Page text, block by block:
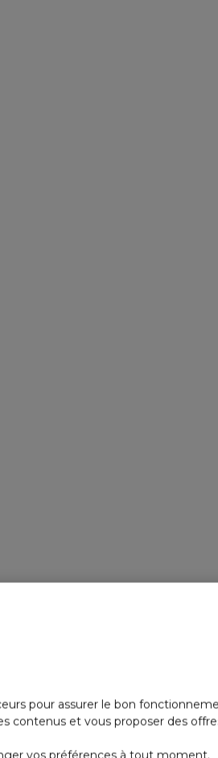
pour assurer le bon
contenus et vous proposer des